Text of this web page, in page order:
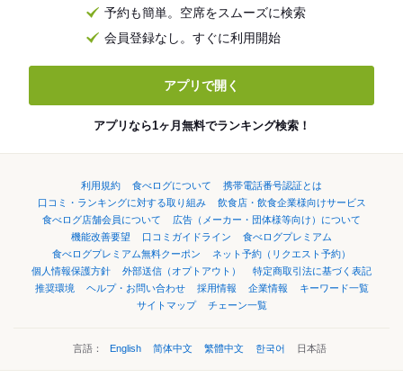
予約も簡単。空席をスムーズに検索
会員登録なし。すぐに利用開始
アプリで開く
アプリなら1ヶ月無料でランキング検索！
利用規約 食べログについて
携帯電話番号認証とは
口コミ・ランキングに対する取り組み
飲食店・飲食企業様向けサービス
食べログ店舗会員について
広告（メーカー・団体様等向け）について
機能改善要望
口コミガイドライン
食べログプレミアム
食べログプレミアム無料クーポン
ネット予約（リクエスト予約）
個人情報保護方針
外部送信（オプトアウト）
特定商取引法に基づく表記
推奨環境
ヘルプ・お問い合わせ 採用情報 企業情報
キーワード一覧
サイトマップ
チェーン一覧
言語： English 简体中文 繁體中文 한국어 日本語